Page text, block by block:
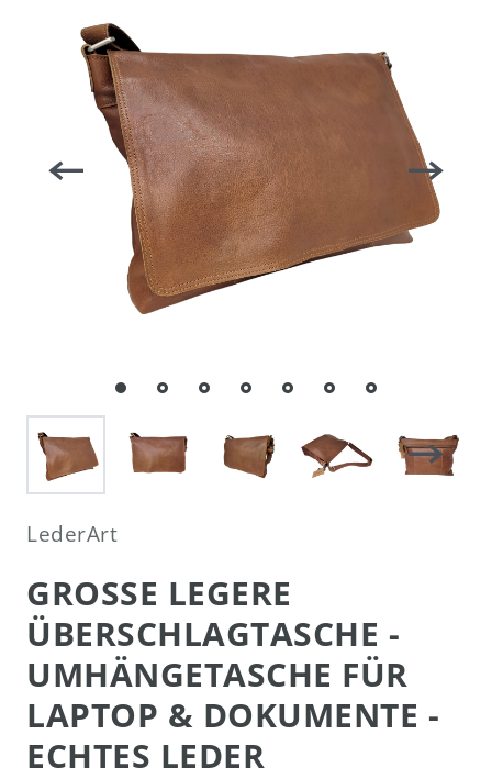
LederArt
GROSSE LEGERE Ü
BERSCHLAGTASCHE - U
MHÄNGETASCHE FÜR L
APTOP & DOKUMENTE - E
CHTES LEDER